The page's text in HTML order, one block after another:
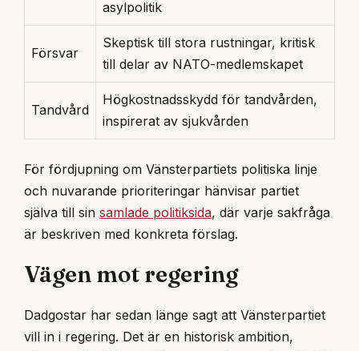
asylpolitik
Försvar
Skeptisk till stora rustningar, kritisk
till delar av NATO-medlemskapet
Tandvård
Högkostnadsskydd för tandvården,
inspirerat av sjukvården
För fördjupning om Vänsterpartiets politiska linje
och nuvarande prioriteringar hänvisar partiet
själva till sin samlade politiksida, där varje sakfråga
är beskriven med konkreta förslag.
Vägen mot regering
Dadgostar har sedan länge sagt att Vänsterpartiet
vill in i regering. Det är en historisk ambition,